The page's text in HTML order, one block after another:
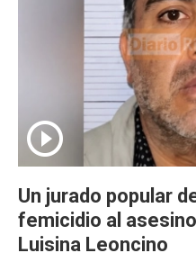
Un jurado popular
femicidio al
Luisina Leoncino